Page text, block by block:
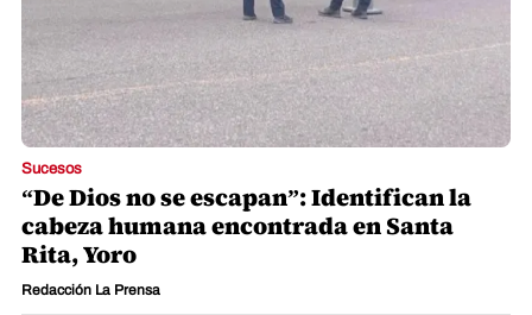
Sucesos
“De Dios no se escapan”: Identifican la
cabeza humana encontrada en Santa
Rita, Yoro
Redacción La Prensa